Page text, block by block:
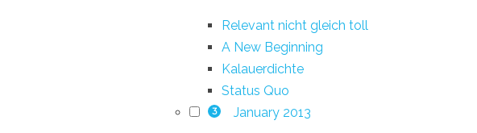
Relevant nicht gleich toll
A New Beginning
Kalauerdichte
Status Quo
3 January 2013